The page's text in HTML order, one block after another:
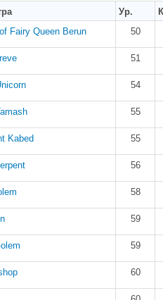
Ур.
Fairy Queen Berun
50
51
54
55
Kabed 55
56
58
59
59
60